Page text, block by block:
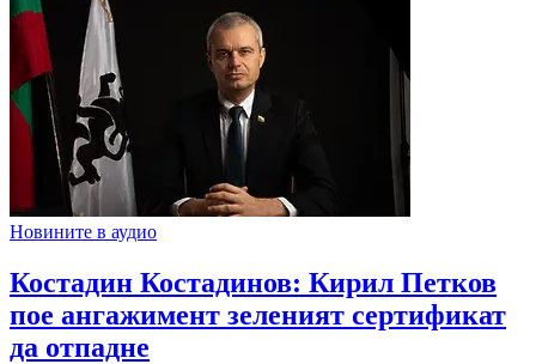
Новините в аудио
Костадин Костадинов: Кирил Петков
пое ангажимент зеленият сертификат
да отпадне